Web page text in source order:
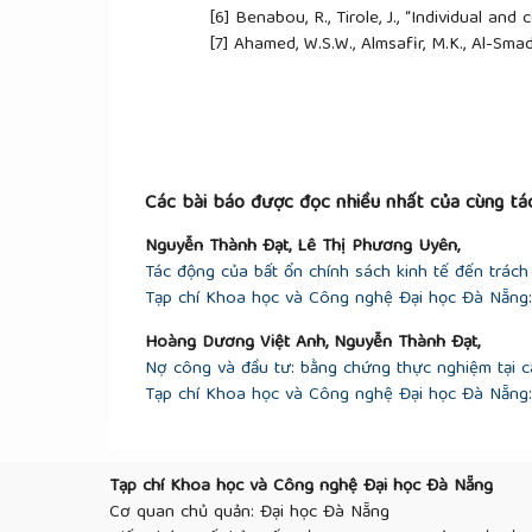
[6] Benabou, R., Tirole, J., “Individual
[7] Ahamed, W.S.W., Almsafir, M.K., Al-
Albuquerque, R., Koskinen, Y.,
China: The moderating role of green
of Banking and Finance, 59, 2015, 182-192.
[11]Maqbool, S., Zameer, M.N.,
analysis of Indian banks”,Future
[12]Wang, Z., Sarkis, J., “Corporate
performance”,Journal of Cleaner
[13]Kim, K-H., Kim, M., Qian, C.,
performance: a competitive-action
[15]Di Giuli, A., Kostovetsky, L., “Are red
corporate social responsibility”,
Các bài báo được đọc nhiều nhất của cùng
Nguyễn Thành Đạt, Lê Thị Phương Uyên,
Tác động của bất ổn chính sách kinh tế đến
Tạp chí Khoa học và Công nghệ Đại học Đà
Hoàng Dương Việt Anh, Nguyễn Thành Đạt,
Nợ công và đầu tư: bằng chứng thực nghiệm tại
Tạp chí Khoa học và Công nghệ Đại học Đà
Tạp chí Khoa học và Công nghệ Đại học Đà Nẵng
Cơ quan chủ quản: Đại học Đà Nẵng